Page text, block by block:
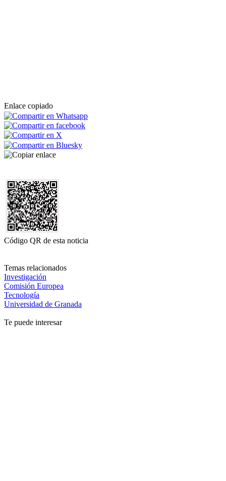
Enlace copiado
Código QR de esta noticia
Temas relacionados
Investigación
Comisión Europea
Tecnología
Universidad de Granada
Te puede interesar